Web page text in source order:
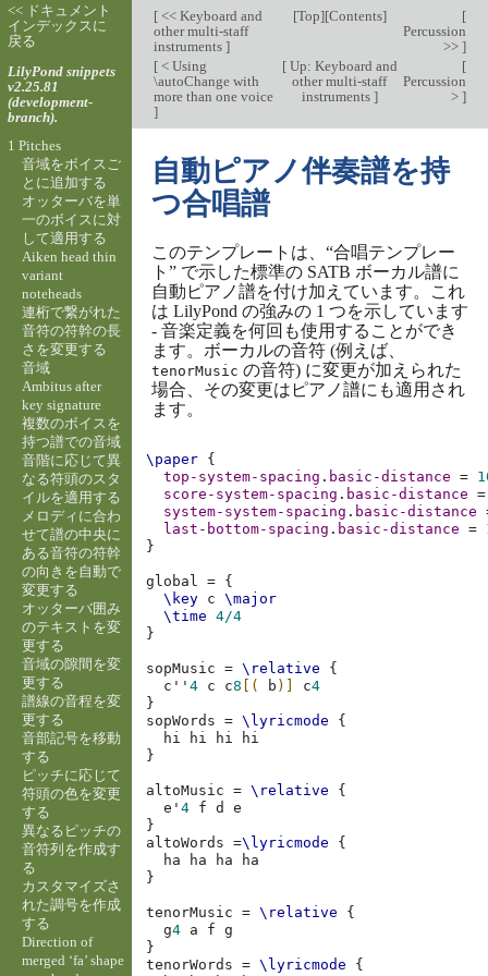
[<< Keyboard and
other multi-staff
instruments ]
[Top][Contents]
[
Percussion
>> ]
[< Using
\autoChange with
more than one voice
]
[Up: Keyboard and
other multi-staff
instruments ]
[
Percussion
> ]
自動ピアノ伴奏譜を持
つ合唱譜
このテンプレートは、“合唱テンプレー
ト” で示した標準の SATB ボーカル譜に
自動ピアノ譜を付け加えています。これ
は LilyPond の強みの 1 つを示しています
- 音楽定義を何回も使用することができ
ます。ボーカルの音符 (例えば、
tenorMusic の音符) に変更が加えられた
場合、その変更はピアノ譜にも適用され
ます。
\paper {
top-system-spacing . basic-distance =
score-system-spacing . basic-distance
=
system-system-spacing . basic-distance
last-bottom-spacing . basic-distance =
}
global = {
\key c
\major
\time
4/4
}
sopMusic = \relative
{
c''4 c c8 [( b )] c4
}
sopWords
= \lyricmode
{
hi
hi hi
}
altoMusic = \relative
{
e'4 f d
e
}
altoWords
=\lyricmode
{
ha
ha ha
}
tenorMusic = \relative
{
g4 a f
g
}
tenorWords
= \lyricmode
{
<< ドキュメント
インデックスに
戻る
LilyPond snippets
v2.25.81
(development-
branch).
1 Pitches
音域をボイスご
とに追加する
オッターバを単
一のボイスに対
して適用する
Aiken head thin
variant
noteheads
連桁で繋がれた
音符の符幹の長
さを変更する
音域
Ambitus after
key signature
複数のボイスを
持つ譜での音域
音階に応じて異
なる符頭のスタ
イルを適用する
メロディに合わ
せて譜の中央に
ある音符の符幹
の向きを自動で
変更する
オッターバ囲み
のテキストを変
更する
音域の隙間を変
更する
譜線の音程を変
更する
音部記号を移動
する
ピッチに応じて
符頭の色を変更
する
異なるピッチの
音符列を作成す
る
カスタマイズさ
れた調号を作成
する
Direction of
merged ‘fa’ shape